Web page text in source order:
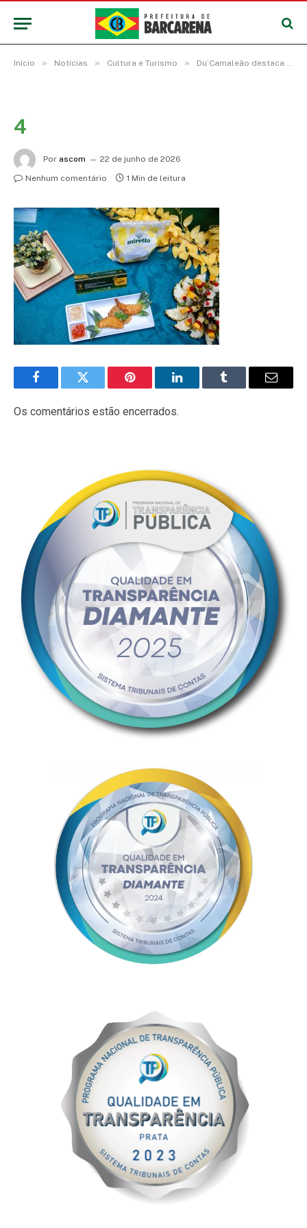
Início » Notícias » Cultura e Turismo » Du’Camaleão destaca a cultura Barcarenense com dois pratos no Concurso Gastronômico do Festival do Abacaxi
4
Por ascom
22 de junho de 2026
Nenhum comentário
1 Min de leitura
FacebookTwitter Pinterest LinkedInTumblr
E-
Os comentários estão encerrados.